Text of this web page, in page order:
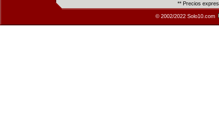
** Precios
© 2002/2022 Solo10.com